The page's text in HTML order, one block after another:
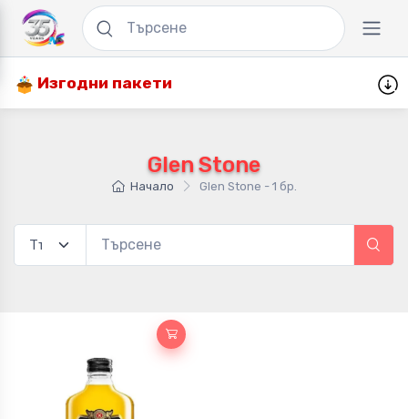
Изгодни пакети
Glen Stone
Начало Glen Stone - 1 бр.